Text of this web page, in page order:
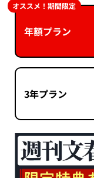
年額プラン
オススメ！期間限定
3年プラン